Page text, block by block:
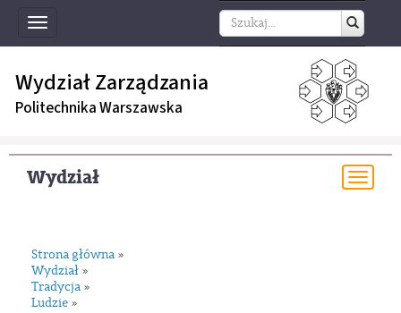
Toggle
navigation
Wydział Zarządzania
Politechnika Warszawska
Wydział
Strona główna »
Wydział »
Tradycja »
Ludzie »